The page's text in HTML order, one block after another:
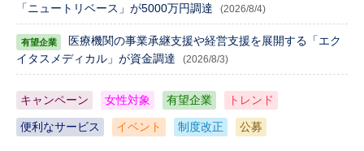
「ニュートリベース」が5000万円調達
(2026/8/4)
医療機関の事業承継支援や経営支援を展開する「エク
イタスメディカル」が資金調達
(2026/8/3)
キャンペーン 女性対象 有望企業 トレンド
便利なサービス イベント 制度改正 公募